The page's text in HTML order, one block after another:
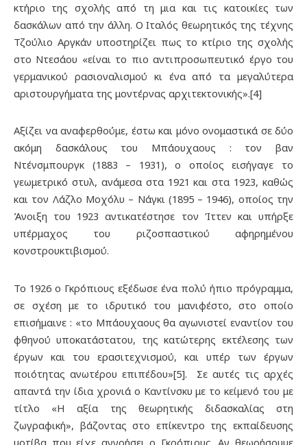
κτήριο της σχολής από τη μια και τις κατοικίες των
δασκάλων από την άλλη. Ο Ιταλός θεωρητικός της τέχνης
Τζούλιο Αργκάν υποστηρίζει πως το κτίριο της σχολής
στο Ντεσάου «είναι το πιο αντιπροσωπευτικό έργο του
γερμανικού ρασιοναλισμού κι ένα από τα μεγαλύτερα
αριστουργήματα της μοντέρνας αρχιτεκτονικής».[4]
Αξίζει να αναφερθούμε, έστω και μόνο ονομαστικά σε δύο
ακόμη δασκάλους του Μπάουχαους : τον βαν
Ντένσμπουργκ (1883 – 1931), ο οποίος εισήγαγε το
γεωμετρικό στυλ, ανάμεσα στα 1921 και στα 1923, καθώς
και τον Λάζλο Μοχόλυ – Νάγκι (1895 – 1946), οποίος την
Άνοιξη του 1923 αντικατέστησε τον Ίττεν και υπήρξε
υπέρμαχος του ριζοσπαστικού αφηρημένου
κονστρουκτιβισμού.
Το 1926 ο Γκρόπιους εξέδωσε ένα πολύ ήπιο πρόγραμμα,
σε σχέση με το ιδρυτικό του μανιφέστο, στο οποίο
επισήμαινε : «το Μπάουχαους θα αγωνιστεί εναντίον του
φθηνού υποκατάστατου, της κατώτερης εκτέλεσης των
έργων και του ερασιτεχνισμού, και υπέρ των έργων
ποιότητας ανωτέρου επιπέδου»[5]. Σε αυτές τις αρχές
απαντά την ίδια χρονιά ο Καντίνσκυ με το κείμενό του με
τίτλο «Η αξία της θεωρητικής διδασκαλίας στη
ζωγραφική», βάζοντας στο επίκεντρο της εκπαίδευσης
μοτίβα που είχε αγνοήσει ο Γκρόπιους. Αν θεωρήσουμε